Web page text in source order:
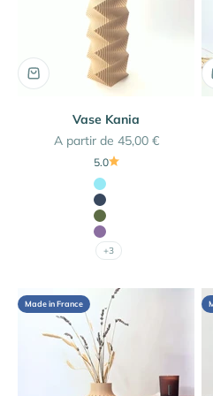
Vase Kania
Prix de vente
A partir de 45,00 €
5.0
Couleur
Bleu Iceberg
Bleu Marine
Vert Olive
Lilas
+3
Made in France